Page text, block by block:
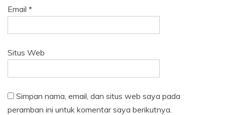
Email *
Situs Web
Simpan nama, email, dan situs web saya pada
peramban ini untuk komentar saya berikutnya.